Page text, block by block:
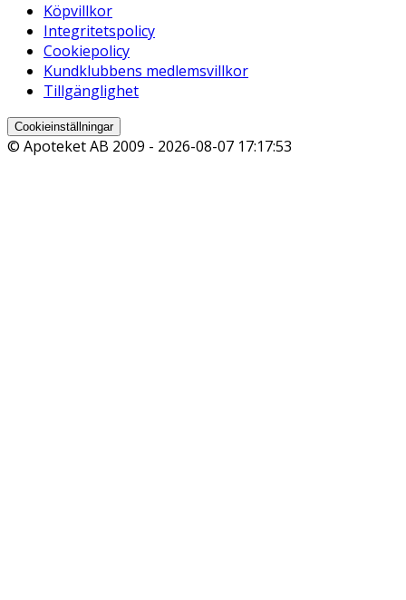
Köpvillkor
Integritetspolicy
Cookiepolicy
Kundklubbens medlemsvillkor
Tillgänglighet
Cookieinställningar
© Apoteket AB 2009 - 2026-08-07 17:17:53